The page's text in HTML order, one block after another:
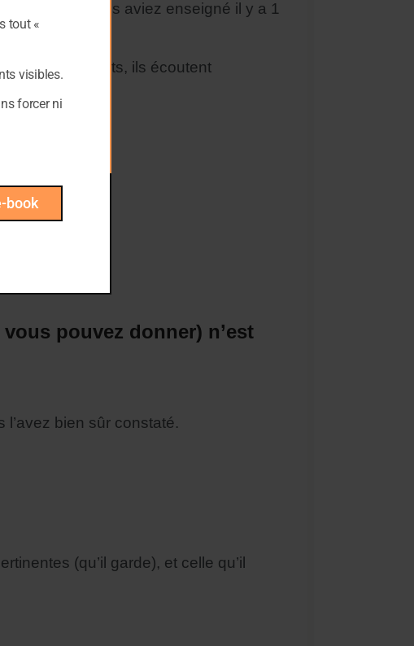
ce que vous aviez enseigné il y a 1
à vos enfants, ils écoutent
aujourd’hui.
?
pouvez donner) n’est
l’avez bien sûr constaté.
(qu’il garde), et celle qu’il
tout «
visibles.
forcer ni
book